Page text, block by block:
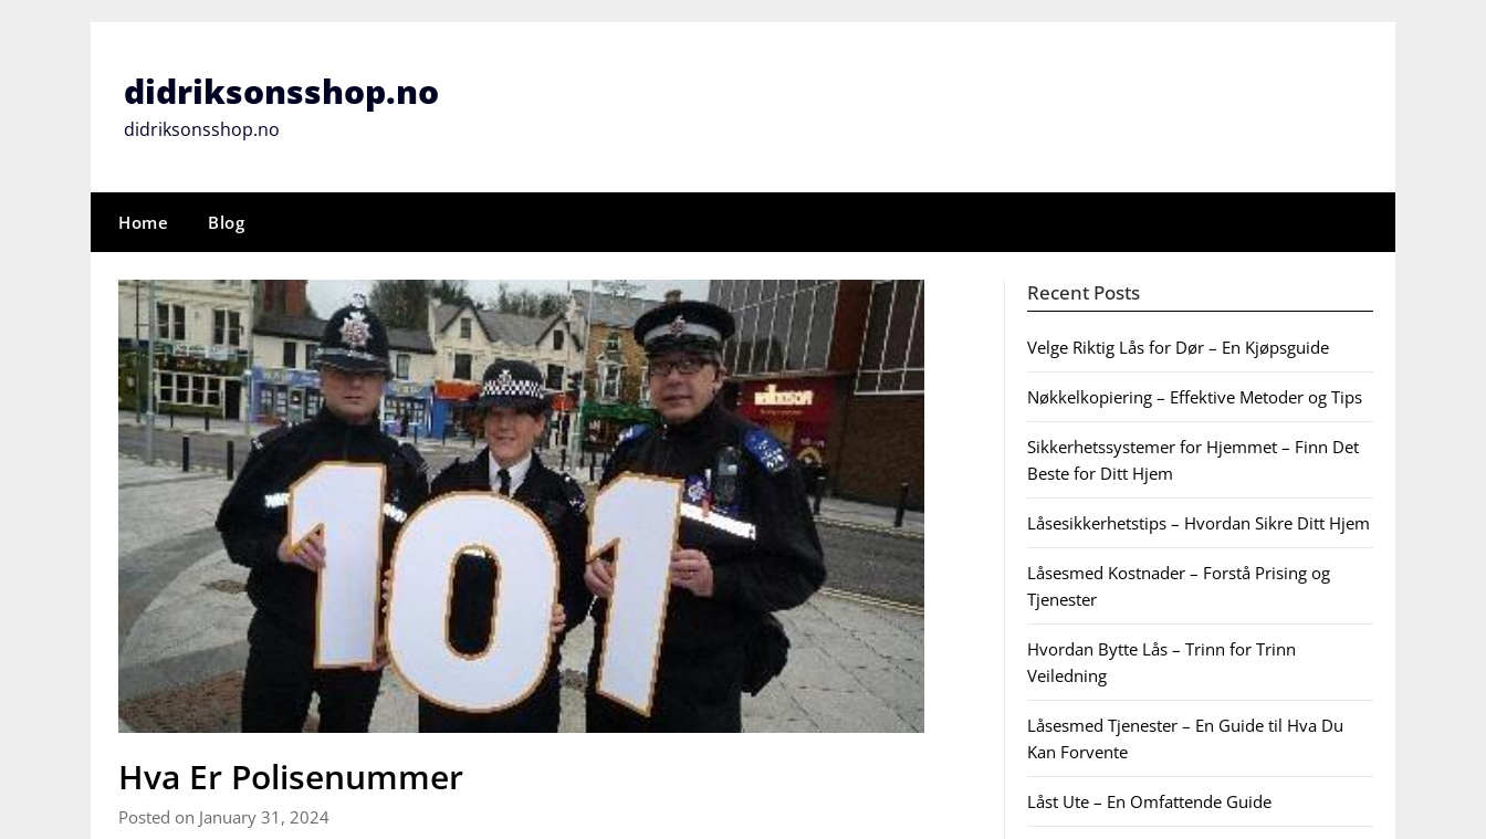
didriksonsshop.no
didriksonsshop.no
Home Blog
Hva Er Polisenummer
Posted on January 31, 2024
Recent Posts
Velge Riktig Lås for Dør – En Kjøpsguide
Nøkkelkopiering – Effektive Metoder og Tips
Sikkerhetssystemer for Hjemmet – Finn Det
Beste for Ditt Hjem
Låsesikkerhetstips – Hvordan Sikre Ditt Hjem
Låsesmed Kostnader – Forstå Prising og
Tjenester
Hvordan Bytte Lås – Trinn for Trinn
Veiledning
Låsesmed Tjenester – En Guide til Hva Du
Kan Forvente
Låst Ute – En Omfattende Guide